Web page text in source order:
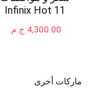
Infinix Hot 11
ج.م 4,300.00
ماركات أخرى